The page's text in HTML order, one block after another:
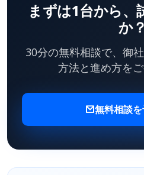
まずは1台から、
か？
30分の無料相談で、御
方法と進め方をご
無料相談